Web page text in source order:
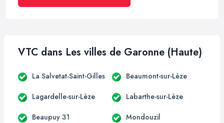
VTC dans Les villes de Garonne (Haute)
La Salvetat-Saint-Gilles Beaumont-sur-Lèze
Lagardelle-sur-Lèze Labarthe-sur-Lèze
Beaupuy 31 Mondouzil